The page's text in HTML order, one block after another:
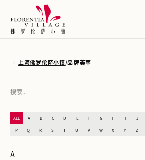
上海佛罗伦萨小镇/品牌荟萃
ALL A B C D E F G H
P Q R S T U V W X Y Z
A